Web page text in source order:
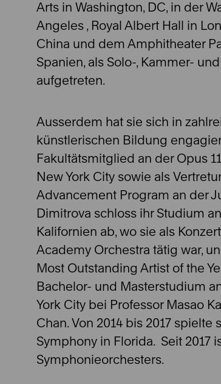
Arts in Washington, DC, in der
Angeles , Royal Albert Hall in
China und dem Amphitheater
Spanien, als Solo-, Kammer-
aufgetreten.
Ausserdem hat sie sich in
künstlerischen Bildung
Fakultätsmitglied an der Opus
New York City sowie als
Advancement Program an der
Dimitrova schloss ihr Studium
Kalifornien ab, wo sie als
Academy Orchestra tätig war,
Most Outstanding Artist of the
Bachelor- und Masterstudium
York City bei Professor Masao
Chan. Von 2014 bis 2017
Symphony in Florida. Seit 2017
Symphonieorchesters.